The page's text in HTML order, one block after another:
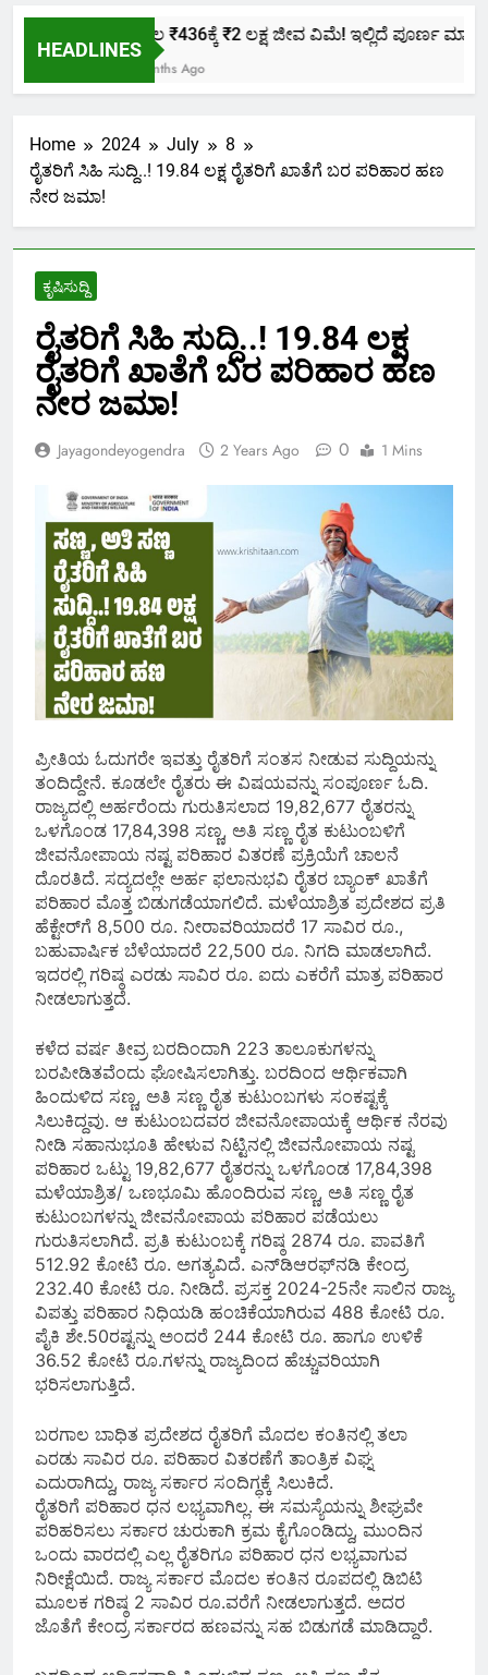
HEADLINES
ಕೇವಲ ₹436ಕ್ಕೆ ₹2 ಲಕ್ಷ ಜೀವ ವಿಮೆ! ಇಲ್ಲಿದೆ ಪೂರ್ಣ ಮಾಹಿತಿ.
2 Months Ago
Home 2024 July
8
ರೈತರಿಗೆ ಸಿಹಿ ಸುದ್ದಿ..! 19.84 ಲಕ್ಷ ರೈತರಿಗೆ ಖಾತೆಗೆ ಬರ ಪರಿಹಾರ ಹಣ
ನೇರ ಜಮಾ!
ಕೃಷಿಸುದ್ದಿ
ರೈತರಿಗೆ ಸಿಹಿ ಸುದ್ದಿ..! 19.84 ಲಕ್ಷ
ರೈತರಿಗೆ ಖಾತೆಗೆ ಬರ ಪರಿಹಾರ ಹಣ
ನೇರ ಜಮಾ!
Jayagondeyogendra 2 Years Ago 0 1 Mins
ಪ್ರೀತಿಯ ಓದುಗರೇ ಇವತ್ತು ರೈತರಿಗೆ ಸಂತಸ ನೀಡುವ ಸುದ್ದಿಯನ್ನು
ತಂದಿದ್ದೇನೆ. ಕೂಡಲೇ ರೈತರು ಈ ವಿಷಯವನ್ನು ಸಂಪೂರ್ಣ ಓದಿ.
ರಾಜ್ಯದಲ್ಲಿ ಅರ್ಹರೆಂದು ಗುರುತಿಸಲಾದ 19,82,677 ರೈತರನ್ನು
ಒಳಗೊಂಡ 17,84,398 ಸಣ್ಣ, ಅತಿ ಸಣ್ಣ ರೈತ ಕುಟುಂಬಳಿಗೆ
ಜೀವನೋಪಾಯ ನಷ್ಟ ಪರಿಹಾರ ವಿತರಣೆ ಪ್ರಕ್ರಿಯೆಗೆ ಚಾಲನೆ
ದೊರತಿದೆ. ಸದ್ಯದಲ್ಲೇ ಅರ್ಹ ಫಲಾನುಭವಿ ರೈತರ ಬ್ಯಾಂಕ್‌ ಖಾತೆಗೆ
ಪರಿಹಾರ ಮೊತ್ತ ಬಿಡುಗಡೆಯಾಗಲಿದೆ. ಮಳೆಯಾಶ್ರಿತ ಪ್ರದೇಶದ ಪ್ರತಿ
ಹೆಕ್ಟೇರ್‌ಗೆ 8,500 ರೂ. ನೀರಾವರಿಯಾದರೆ 17 ಸಾವಿರ ರೂ.,
ಬಹುವಾರ್ಷಿಕ ಬೆಳೆಯಾದರೆ 22,500 ರೂ. ನಿಗದಿ ಮಾಡಲಾಗಿದೆ.
ಇದರಲ್ಲಿ ಗರಿಷ್ಠ ಎರಡು ಸಾವಿರ ರೂ. ಐದು ಎಕರೆಗೆ ಮಾತ್ರ ಪರಿಹಾರ
ನೀಡಲಾಗುತ್ತದೆ.
ಕಳೆದ ವರ್ಷ ತೀವ್ರ ಬರದಿಂದಾಗಿ 223 ತಾಲೂಕುಗಳನ್ನು
ಬರಪೀಡಿತವೆಂದು ಘೋಷಿಸಲಾಗಿತ್ತು. ಬರದಿಂದ ಆರ್ಥಿಕವಾಗಿ
ಹಿಂದುಳಿದ ಸಣ್ಣ, ಅತಿ ಸಣ್ಣ ರೈತ ಕುಟುಂಬಗಳು ಸಂಕಷ್ಟಕ್ಕೆ
ಸಿಲುಕಿದ್ದವು. ಆ ಕುಟುಂಬದವರ ಜೀವನೋಪಾಯಕ್ಕೆ ಆರ್ಥಿಕ ನೆರವು
ನೀಡಿ ಸಹಾನುಭೂತಿ ಹೇಳುವ ನಿಟ್ಟಿನಲ್ಲಿ ಜೀವನೋಪಾಯ ನಷ್ಟ
ಪರಿಹಾರ ಒಟ್ಟು 19,82,677 ರೈತರನ್ನು ಒಳಗೊಂಡ 17,84,398
ಮಳೆಯಾಶ್ರಿತ/ ಒಣಭೂಮಿ ಹೊಂದಿರುವ ಸಣ್ಣ, ಅತಿ ಸಣ್ಣ ರೈತ
ಕುಟುಂಬಗಳನ್ನು ಜೀವನೋಪಾಯ ಪರಿಹಾರ ಪಡೆಯಲು
ಗುರುತಿಸಲಾಗಿದೆ. ಪ್ರತಿ ಕುಟುಂಬಕ್ಕೆ ಗರಿಷ್ಠ 2874 ರೂ. ಪಾವತಿಗೆ
512.92 ಕೋಟಿ ರೂ. ಅಗತ್ಯವಿದೆ. ಎನ್‌ಡಿಆರಫ್‌ನಡಿ ಕೇಂದ್ರ
232.40 ಕೋಟಿ ರೂ. ನೀಡಿದೆ. ಪ್ರಸಕ್ತ 2024-25ನೇ ಸಾಲಿನ ರಾಜ್ಯ
ವಿಪತ್ತು ಪರಿಹಾರ ನಿಧಿಯಡಿ ಹಂಚಿಕೆಯಾಗಿರುವ 488 ಕೋಟಿ ರೂ.
ಪೈಕಿ ಶೇ.50ರಷ್ಟನ್ನು ಅಂದರೆ 244 ಕೋಟಿ ರೂ. ಹಾಗೂ ಉಳಿಕೆ
36.52 ಕೋಟಿ ರೂ.ಗಳನ್ನು ರಾಜ್ಯದಿಂದ ಹೆಚ್ಚುವರಿಯಾಗಿ
ಭರಿಸಲಾಗುತ್ತಿದೆ.
ಬರಗಾಲ ಬಾಧಿತ ಪ್ರದೇಶದ ರೈತರಿಗೆ ಮೊದಲ ಕಂತಿನಲ್ಲಿ ತಲಾ
ಎರಡು ಸಾವಿರ ರೂ. ಪರಿಹಾರ ವಿತರಣೆಗೆ ತಾಂತ್ರಿಕ ವಿಘ್ನ
ಎದುರಾಗಿದ್ದು, ರಾಜ್ಯ ಸರ್ಕಾರ ಸಂದಿಗ್ಧಕ್ಕೆ ಸಿಲುಕಿದೆ.
ರೈತರಿಗೆ ಪರಿಹಾರ ಧನ ಲಭ್ಯವಾಗಿಲ್ಲ. ಈ ಸಮಸ್ಯೆಯನ್ನು ಶೀಘ್ರವೇ
ಪರಿಹರಿಸಲು ಸರ್ಕಾರ ಚುರುಕಾಗಿ ಕ್ರಮ ಕೈಗೊಂಡಿದ್ದು, ಮುಂದಿನ
ಒಂದು ವಾರದಲ್ಲಿ ಎಲ್ಲ ರೈತರಿಗೂ ಪರಿಹಾರ ಧನ ಲಭ್ಯವಾಗುವ
ನಿರೀಕ್ಷೆಯಿದೆ. ರಾಜ್ಯ ಸರ್ಕಾರ ಮೊದಲ ಕಂತಿನ ರೂಪದಲ್ಲಿ ಡಿಬಿಟಿ
ಮೂಲಕ ಗರಿಷ್ಠ 2 ಸಾವಿರ ರೂ.ವರೆಗೆ ನೀಡಲಾಗುತ್ತದೆ. ಅದರ
ಜೊತೆಗೆ ಕೇಂದ್ರ ಸರ್ಕಾರದ ಹಣವನ್ನು ಸಹ ಬಿಡುಗಡೆ ಮಾಡಿದ್ದಾರೆ.